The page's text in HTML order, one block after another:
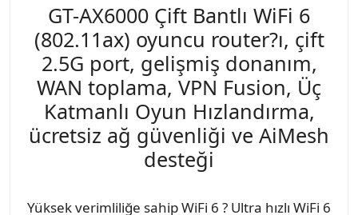
GT-AX6000 Çift Bantlı WiFi 6
(802.11ax) oyuncu router?ı, çift
2.5G port, gelişmiş donanım,
WAN toplama, VPN Fusion, Üç
Katmanlı Oyun Hızlandırma,
ücretsiz ağ güvenliği ve AiMesh
desteği
Yüksek verimliliğe sahip WiFi 6 ? Ultra hızlı WiFi 6